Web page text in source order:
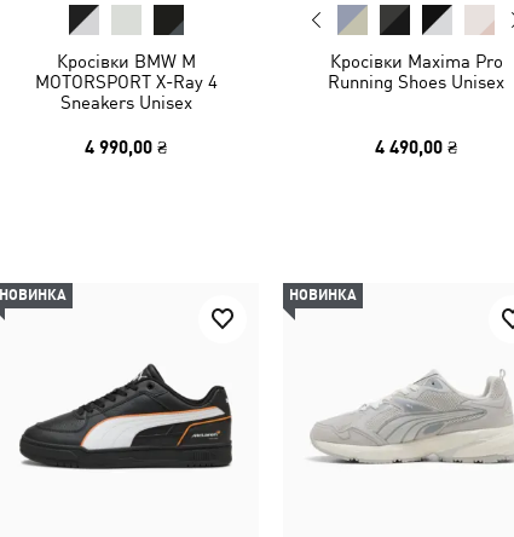
Кросівки BMW M
MOTORSPORT X-Ray 4
Sneakers Unisex
4 990,00 ₴
Кросівки Maxima Pro
Running Shoes Unisex
4 490,00 ₴
НОВИНКА НОВИНКА